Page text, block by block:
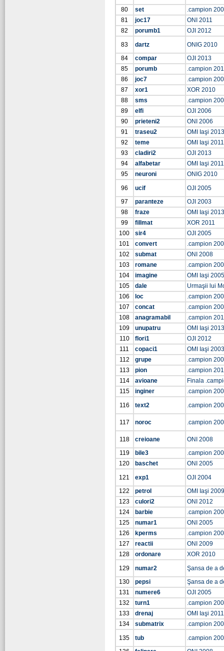
80
set
.campion
81
joc17
ONI 2011
82
porumb1
OJI 2012
83
dartz
ONIG 2010
84
compar
OJI 2013
85
porumb
.campion
86
joc7
.campion
87
xor1
XOR 2010
88
sms
.campion
89
elfi
OJI 2006
90
prieteni2
ONI 2006
91
traseu2
OMI Iaşi 2013
92
teme
OMI Iaşi 2011
93
cladiri2
OJI 2013
94
alfabetar
OMI Iaşi 2011
95
neuroni
ONIG 2010
96
ucif
OJI 2005
97
paranteze
OJI 2003
98
fraze
OMI Iaşi 2013
99
fillmat
XOR 2011
100
sir4
OJI 2005
101
convert
.campion
102
submat
ONI 2008
103
romane
.campion
104
imagine
OMI Iaşi 2005
105
dale
Urmaşii lui
106
loc
.campion
107
concat
.campion
108
anagramabil
.campion
109
unupatru
OMI Iaşi 2013
110
flori1
OJI 2012
111
copaci1
OMI Iaşi 2003
112
grupe
.campion
113
pion
.campion
114
avioane
Finala
115
inginer
.campion
116
text2 .campion
117 noroc .campion
118 creioane
ONI 2008
119
bile3
.campion
120
baschet
ONI 2005
121
exp1
OJI 2004
122
petrol
OMI Iaşi 2009
123
culori2
ONI 2012
124
barbie
.campion
125
numar1
ONI 2005
126
kperms
.campion
127
reactii
ONI 2009
128
ordonare
XOR 2010
129
numar2
Şansa de a
130
pepsi
Şansa de a
131
numere6
OJI 2005
132
turn1
.campion
133
drenaj
OMI Iaşi 2011
134
submatrix
.campion
135
tub
.campion